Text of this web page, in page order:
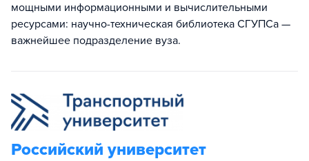
мощными информационными и вычислительными
ресурсами: научно-техническая библиотека СГУПСа —
важнейшее подразделение вуза.
Российский университет